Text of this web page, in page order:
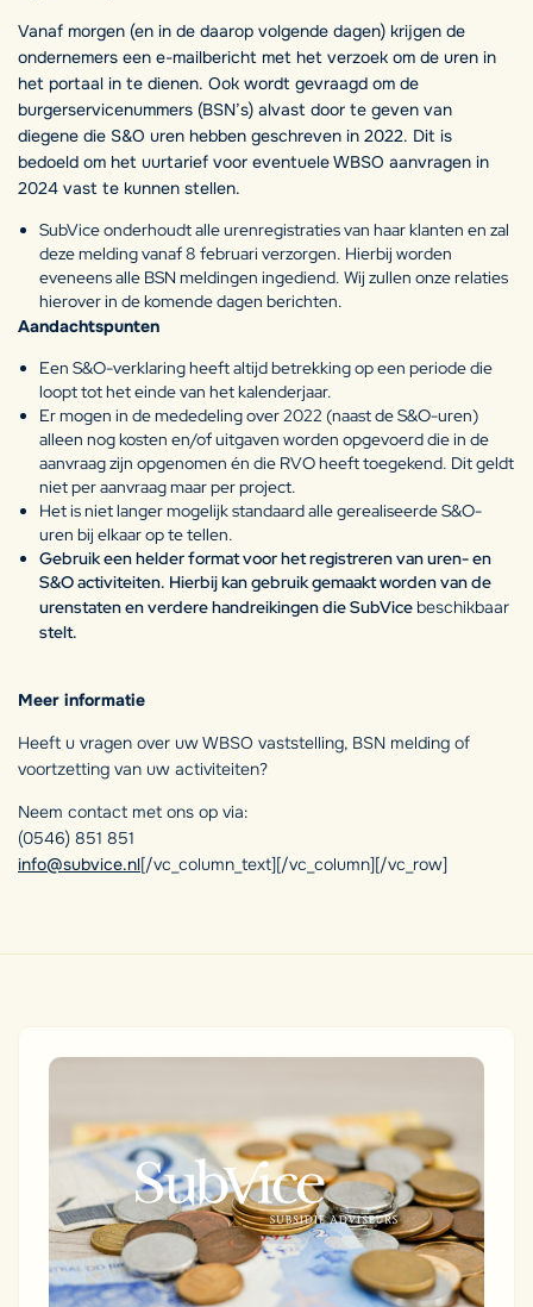
Vanaf morgen (en in de daarop volgende dagen) krijgen de
ondernemers een e-mailbericht met het verzoek om de uren in
het portaal in te dienen. Ook wordt gevraagd om de
burgerservicenummers (BSN’s) alvast door te geven van
diegene die S&O uren hebben geschreven in 2022. Dit is
bedoeld om het uurtarief voor eventuele WBSO aanvragen in
2024 vast te kunnen stellen.
SubVice onderhoudt alle urenregistraties van haar klanten en zal
deze melding vanaf 8 februari verzorgen. Hierbij worden
eveneens alle BSN meldingen ingediend. Wij zullen onze relaties
hierover in de komende dagen berichten.
Aandachtspunten
Een S&O-verklaring heeft altijd betrekking op een periode die
loopt tot het einde van het kalenderjaar.
Er mogen in de mededeling over 2022 (naast de S&O-uren)
alleen nog kosten en/of uitgaven worden opgevoerd die in de
aanvraag zijn opgenomen én die RVO heeft toegekend. Dit geldt
niet per aanvraag maar per project.
Het is niet langer mogelijk standaard alle gerealiseerde S&O-
uren bij elkaar op te tellen.
Gebruik een helder format voor het registreren van uren- en
S&O activiteiten. Hierbij kan gebruik gemaakt worden van de
urenstaten en verdere handreikingen die SubVice beschikbaar
stelt.
Meer informatie
Heeft u vragen over uw WBSO vaststelling, BSN melding of
voortzetting van uw activiteiten?
Neem contact met ons op via:
(0546) 851 851
info@subvice.nl[/vc_column_text][/vc_column][/vc_row]